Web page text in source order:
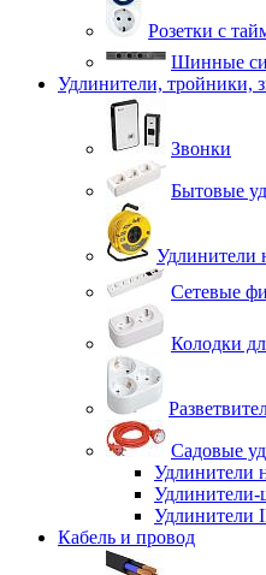
Розетки с
Шинные
Удлинители, тройники,
Звонки
Бытовые
Удлинители
Сетевые
Колодки
Садовые
Удлинители
Удлинители
Кабель и провод